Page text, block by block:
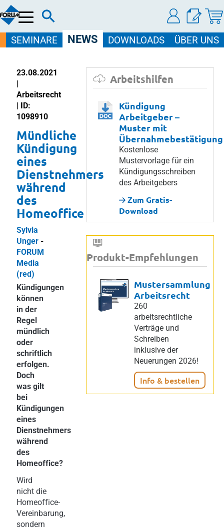
Menü
SEMINARE NEWS DOWNLOADS ÜBER UNS
23.08.2021
|
Arbeitsrecht
| ID:
1098910
Mündliche
Kündigung
eines
Dienstnehmers
während
des
Homeoffice
Sylvia
Unger -
FORUM
Media
(red)
Kündigungen
können
in der
Regel
mündlich
oder
schriftlich
erfolgen.
Doch
was gilt
bei
Kündigungen
eines
Dienstnehmers
während
des
Homeoffice?
Wird
nicht die
Homeoffice-
Vereinbarung,
sondern
Arbeitshilfen
Kündigung
Arbeitgeber –
Muster mit
Übernahmebestätigung
Kostenlose
Mustervorlage für ein
Kündigungsschreiben
des Arbeitgebers
Zum Gratis-
Download
Produkt-Empfehlungen
Mustersammlung
Arbeitsrecht
260
arbeitsrechtliche
Verträge und
Schreiben
inklusive der
Neuerungen 2026!
Info & bestellen